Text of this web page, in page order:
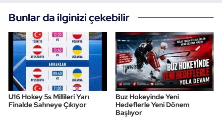
Bunlar da ilginizi çekebilir
U16 Hokey 5s Millileri Yarı
Finalde Sahneye Çıkıyor
Buz Hokeyinde Yeni
Hedeflerle Yeni Dönem
Başlıyor